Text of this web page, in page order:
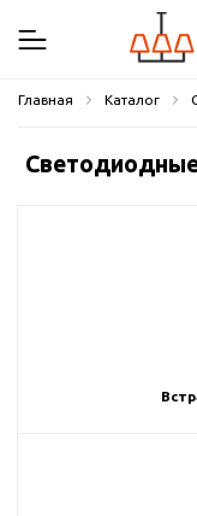
Главная Каталог